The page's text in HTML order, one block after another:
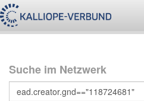
Suche im Netzwerk